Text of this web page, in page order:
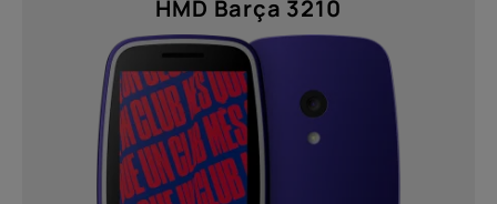
HMD Barça 3210